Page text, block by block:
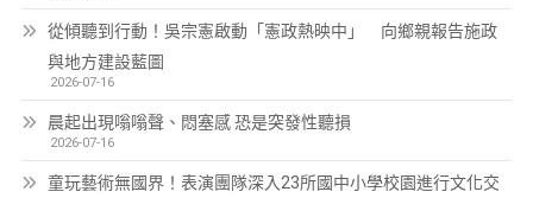
從傾聽到行動！吳宗憲啟動「憲政熱映中」 向鄉親報告施政
與地方建設藍圖
2026-07-16
晨起出現嗡嗡聲、悶塞感 恐是突發性聽損
2026-07-16
童玩藝術無國界！表演團隊深入23所國中小學校園進行文化交